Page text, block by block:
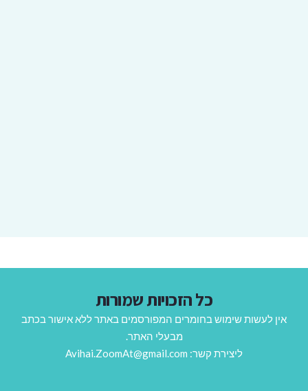
כל הזכויות שמורות
אין לעשות שימוש בחומרים המפורסמים באתר ללא אישור בכתב
מבעלי האתר.
ליצירת קשר: Avihai.ZoomAt@gmail.com